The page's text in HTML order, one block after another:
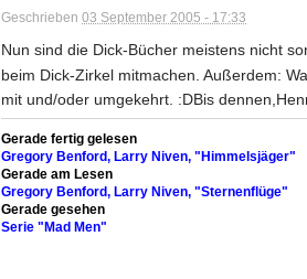
Geschrieben03 September 2005 - 17:33
Nun sind die Dick-Bücher meistens nicht
beim Dick-Zirkel mitmachen. Außerdem:
mit und/oder umgekehrt. :DBis
Gerade fertig gelesen
Gregory Benford, Larry Niven, "Himmelsjäger"
Gerade am Lesen
Gregory Benford, Larry Niven, "Sternenflüge"
Gerade gesehen
Serie "Mad Men"